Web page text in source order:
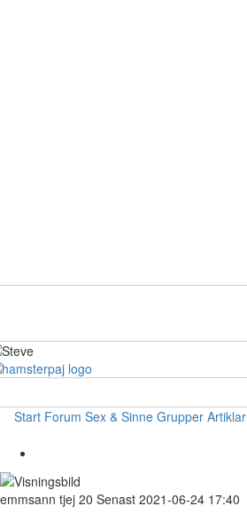
Start Forum Sex & Sinne Grupper Artiklar
emmsann tjej 20 Senast 2021-06-24 17:40